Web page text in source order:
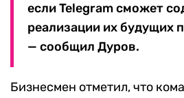
если Telegram сможет
реализации их будущих
— сообщил Дуров.
Бизнесмен отметил, что